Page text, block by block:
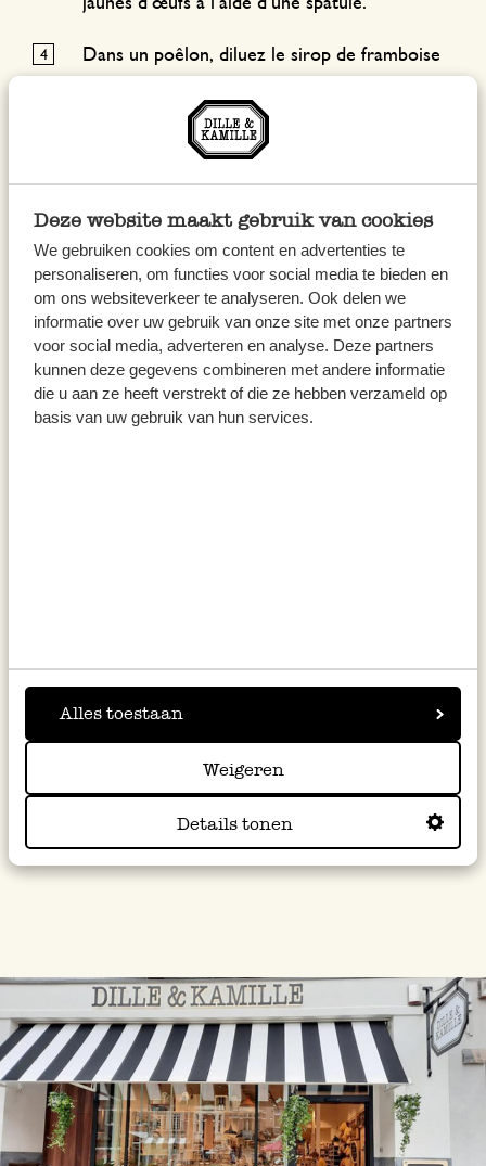
Deze website maakt gebruik van cookies
We gebruiken cookies om content en advertenties te
personaliseren, om functies voor social media te bieden en
om ons websiteverkeer te analyseren. Ook delen we
informatie over uw gebruik van onze site met onze partners
voor social media, adverteren en analyse. Deze partners
kunnen deze gegevens combineren met andere informatie
die u aan ze heeft verstrekt of die ze hebben verzameld op
basis van uw gebruik van hun services.
Alles toestaan
Weigeren
Details tonen
Dans un poêlon, diluez le sirop de framboise
et laissez mijoter quelques instants avec l’anis
et réservez le sirop.
Préparez une tasse de café bien fort en
trempez-y brièvement les boudoirs.
Répartissez les boudoirs dans les verrines,
ajoutez une cuillère du mélange de
mascarpone et garnissez de quelques
et incorporez-le tout simplement au mélange
de mascarpone.
Njamelicious.